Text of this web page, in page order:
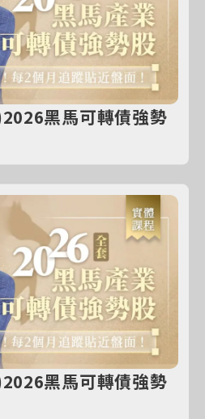
黑馬可轉債強勢
黑馬可轉債強勢